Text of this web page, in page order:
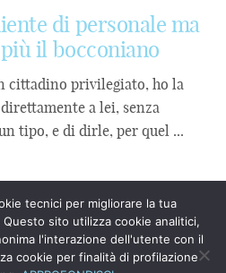
di personale ma
il bocconiano
cittadino privilegiato, ho la
a lei, senza
tipo, e di dirle, per quel ...
tecnici per migliorare la tua
sito utilizza cookie analitici,
l'interazione dell'utente con il
cookie per finalità di profilazione